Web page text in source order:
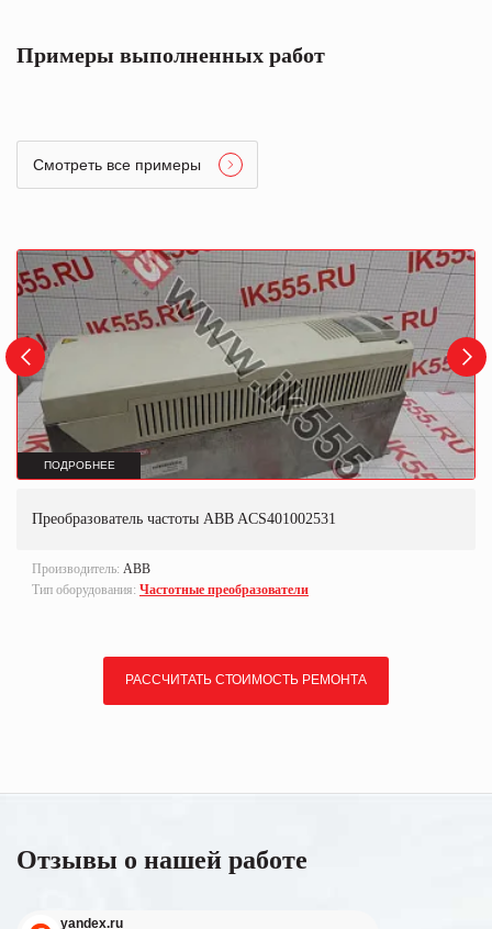
Примеры выполненных работ
Смотреть все примеры
ПОДРОБНЕЕ
Преобразователь частоты ABB ACS401002531
Производитель: ABB
Тип оборудования: Частотные преобразователи
РАССЧИТАТЬ СТОИМОСТЬ РЕМОНТА
Отзывы о нашей работе
yandex.ru